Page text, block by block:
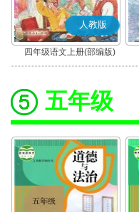
人教版
四年级语文上册(部编版)
五年级